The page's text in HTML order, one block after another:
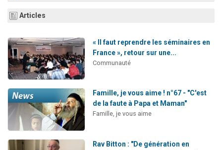
Articles
« Il faut reprendre les séminaires en
France », retour sur une...
Communauté
Famille, je vous aime ! n°67 - "C'est
de la faute à Papa et Maman"
Famille, je vous aime
Rav Bitton : "De génération en